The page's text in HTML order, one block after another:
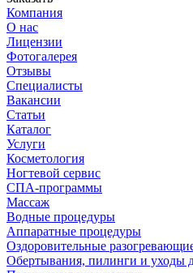
Компания
О нас
Лицензии
Фотогалерея
Отзывы
Специалисты
Вакансии
Статьи
Каталог
Услуги
Косметология
Ногтевой сервис
СПА-программы
Массаж
Водные процедуры
Аппаратные процедуры
Оздоровительные
Обертывания, пилинги и уходы